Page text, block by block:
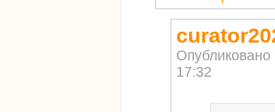
17:32